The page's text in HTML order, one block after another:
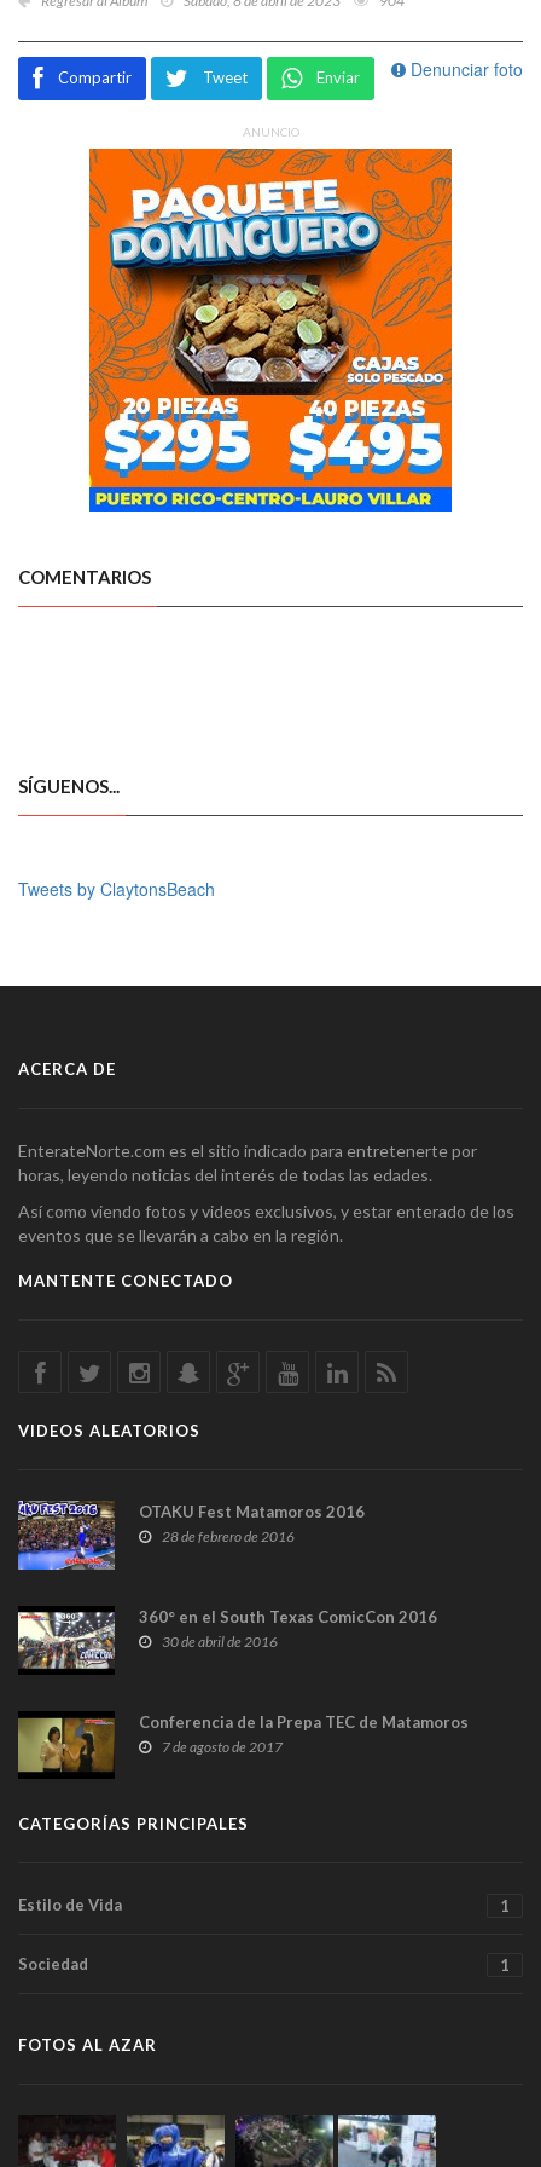
Denunciar foto
Compartir Tweet Enviar
ANUNCIO
COMENTARIOS
SÍGUENOS...
Tweets by ClaytonsBeach
ACERCA DE
EnterateNorte.com es el sitio indicado para entretenerte por
horas, leyendo noticias del interés de todas las edades.
Así como viendo fotos y videos exclusivos, y estar enterado de los
eventos que se llevarán a cabo en la región.
MANTENTE CONECTADO
VIDEOS ALEATORIOS
OTAKU Fest Matamoros 2016
28 de febrero de 2016
360° en el South Texas ComicCon 2016
30 de abril de 2016
Conferencia de la Prepa TEC de Matamoros
7 de agosto de 2017
CATEGORÍAS PRINCIPALES
Estilo de Vida 1
Sociedad 1
FOTOS AL AZAR